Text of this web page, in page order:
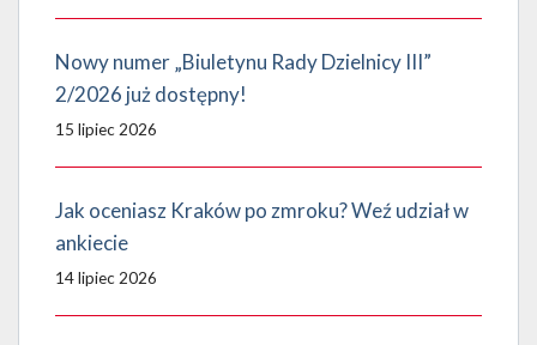
Nowy numer „Biuletynu Rady Dzielnicy III”
2/2026 już dostępny!
15 lipiec 2026
Jak oceniasz Kraków po zmroku? Weź udział w
ankiecie
14 lipiec 2026